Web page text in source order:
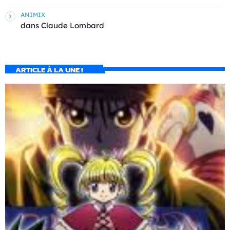
ANIMIX
dans Claude Lombard
ARTICLE À LA UNE !